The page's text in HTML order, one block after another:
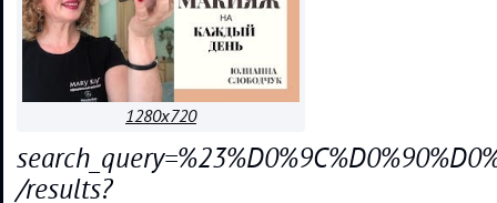
1280x720
/results?